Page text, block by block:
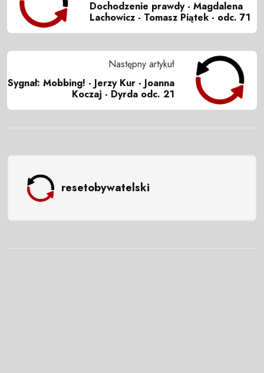
Dochodzenie prawdy - Magdalena
Lachowicz - Tomasz Piątek - odc. 71
Następny artykuł
Sygnał: Mobbing! - Jerzy Kur - Joanna
Koczaj - Dyrda odc. 21
resetobywatelski